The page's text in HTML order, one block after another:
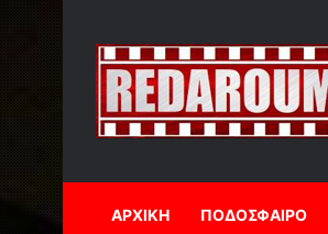
ΑΡΧΙΚΗ ΠΟΔΟΣΦΑΙΡΟ